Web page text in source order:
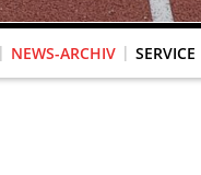
NEWS-ARCHIV SERVICE